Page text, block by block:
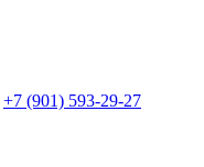
+7 (901) 593-29-27